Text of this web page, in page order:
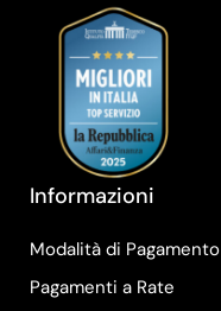
Informazioni
Modalità di Pagamento
Pagamenti a Rate